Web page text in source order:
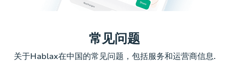
常见问题
关于Hablax在中国的常见问题，包括服务和运营商信息.